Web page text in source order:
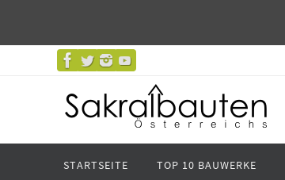
STARTSEITE TOP 10 BAUWERKE